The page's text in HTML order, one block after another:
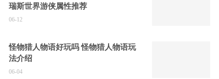
瑞斯世界游侠属性推荐
06-12
怪物猎人物语好玩吗 怪物猎人物语玩
法介绍
06-04